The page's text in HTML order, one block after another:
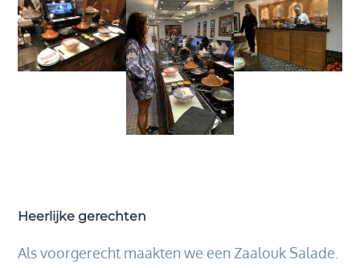
Heerlijke gerechten
Als voorgerecht maakten we een Zaalouk Salade.